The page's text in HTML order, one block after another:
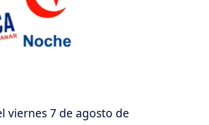
viernes 7 de agosto de